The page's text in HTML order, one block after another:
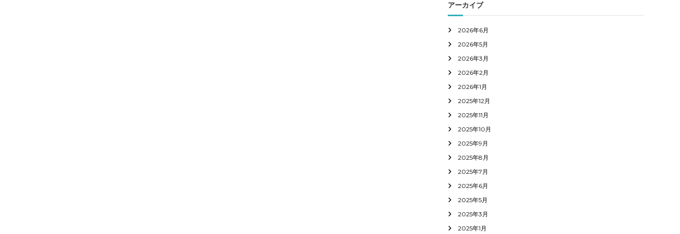
アーカイブ
2026年6月
2026年5月
2026年3月
2026年2月
2026年1月
2025年12月
2025年11月
2025年10月
2025年9月
2025年8月
2025年7月
2025年6月
2025年5月
2025年3月
2025年1月